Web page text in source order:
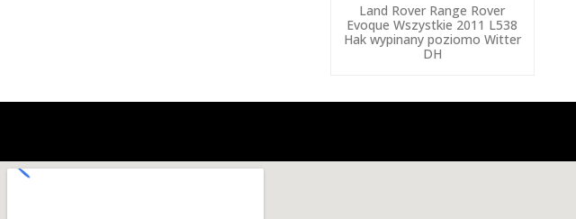
Land Rover Range Rover
Evoque Wszystkie 2011 L538
Hak wypinany poziomo Witter
DH